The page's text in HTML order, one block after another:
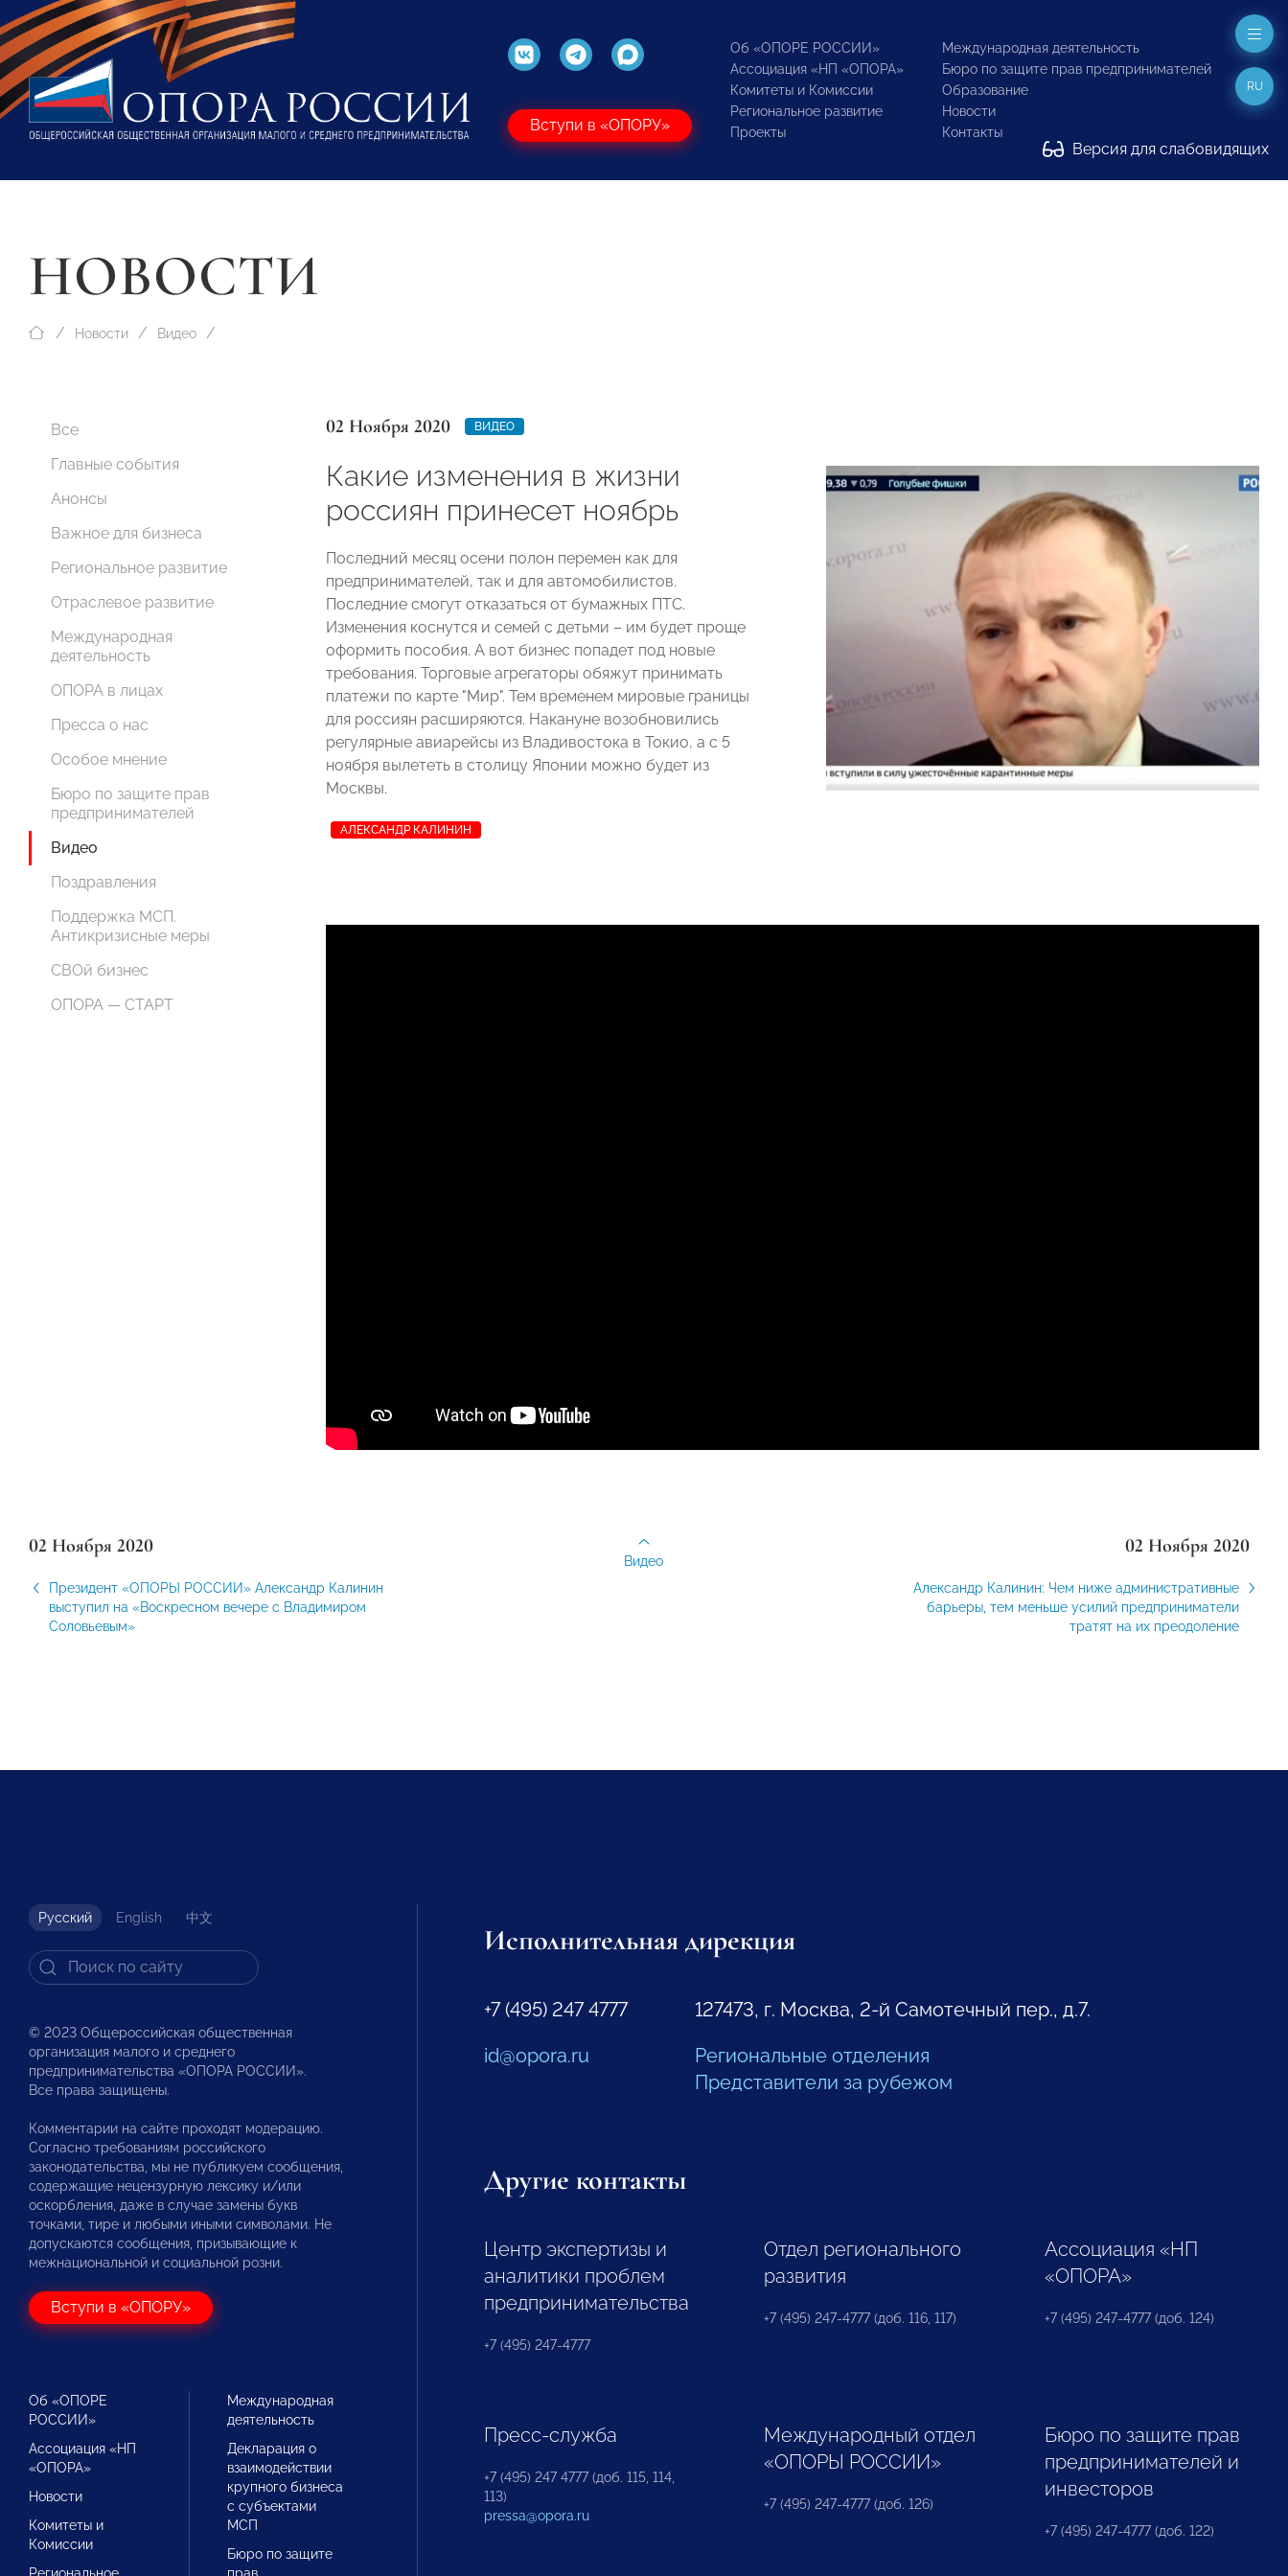
Вступи в «ОПОРУ»
Об «ОПОРЕ РОССИИ»
Ассоциация «НП «ОПОРА»
Комитеты и Комиссии
Региональное развитие
Проекты
Международная деятельность
Бюро по защите прав предпринимателей
Образование
Новости
Контакты
Версия для слабовидящих
RU
НОВОСТИ
Новости Видео
Все
Главные события
Анонсы
Важное для бизнеса
Региональное развитие
Отраслевое развитие
Международная
деятельность
ОПОРА в лицах
Пресса о нас
Особое мнение
Бюро по защите прав
предпринимателей
Видео
Поздравления
Поддержка МСП.
Антикризисные меры
СВОй бизнес
ОПОРА — СТАРТ
02 Ноября 2020 ВИДЕО
Какие изменения в жизни
россиян принесет ноябрь
Последний месяц осени полон перемен как для
предпринимателей, так и для автомобилистов.
Последние смогут отказаться от бумажных ПТС.
Изменения коснутся и семей с детьми – им будет проще
оформить пособия. А вот бизнес попадет под новые
требования. Торговые агрегаторы обяжут принимать
платежи по карте "Мир". Тем временем мировые границы
для россиян расширяются. Накануне возобновились
регулярные авиарейсы из Владивостока в Токио, а с 5
ноября вылететь в столицу Японии можно будет из
Москвы.
АЛЕКСАНДР КАЛИНИН
02 Ноября 2020
Президент «ОПОРЫ РОССИИ» Александр Калинин
выступил на «Воскресном вечере с Владимиром
Соловьевым»
02 Ноября 2020
Александр Калинин: Чем ниже административные
барьеры, тем меньше усилий предприниматели
тратят на их преодоление
Видео
Русский English 中文
© 2023 Общероссийская общественная
организация малого и среднего
предпринимательства «ОПОРА РОССИИ».
Все права защищены.
Комментарии на сайте проходят модерацию.
Согласно требованиям российского
законодательства, мы не публикуем сообщения,
содержащие нецензурную лексику и/или
оскорбления, даже в случае замены букв
точками, тире и любыми иными символами. Не
допускаются сообщения, призывающие к
межнациональной и социальной розни.
Вступи в «ОПОРУ»
Об «ОПОРЕ
РОССИИ»
Ассоциация «НП
«ОПОРА»
Новости
Комитеты и
Комиссии
Международная
деятельность
Декларация о
взаимодействии
крупного бизнеса
с субъектами
МСП
Бюро по защите
Исполнительная дирекция
+7 (495) 247 4777
id@opora.ru
127473, г. Москва, 2-й Самотечный пер., д.7.
Региональные отделения
Представители за рубежом
Другие контакты
Центр экспертизы и
аналитики проблем
предпринимательства
+7 (495) 247-4777
Отдел регионального
развития
+7 (495) 247-4777 (доб. 116, 117)
Ассоциация «НП
«ОПОРА»
+7 (495) 247-4777 (доб. 124)
Пресс-служба
+7 (495) 247 4777 (доб. 115, 114,
113)
pressa@opora.ru
Международный отдел
«ОПОРЫ РОССИИ»
+7 (495) 247-4777 (доб. 126)
Бюро по защите прав
предпринимателей и
инвесторов
+7 (495) 247-4777 (доб. 122)